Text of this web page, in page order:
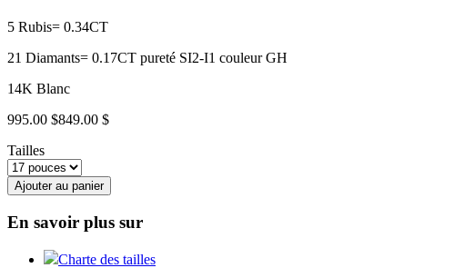
5 Rubis= 0.34CT
21 Diamants= 0.17CT pureté SI2-I1 couleur GH
14K Blanc
995.00 $849.00 $
Tailles
Ajouter au panier
En savoir plus sur
Charte des tailles